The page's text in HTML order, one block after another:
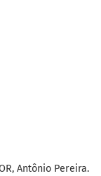
Antônio Pereira.